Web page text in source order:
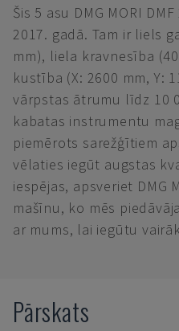
Šis 5 asu DMG MORI
2017. gadā. Tam ir liels
mm), liela kravnesība
kustība (X: 2600 mm, Y:
vārpstas ātrumu līdz 10
kabatas instrumentu
piemērots sarežģītiem
vēlaties iegūt augstas
iespējas, apsveriet DMG
mašīnu, ko mēs
ar mums, lai iegūtu
Pārskats